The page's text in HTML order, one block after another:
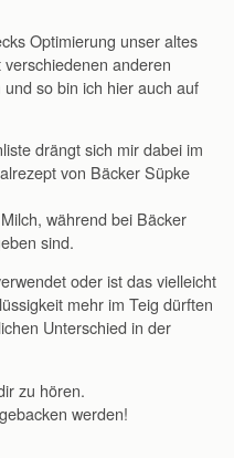
Optimierung unser altes
anderen
so bin ich hier auch auf
drängt sich mir dabei im
von Bäcker Süpke
während bei Bäcker
sind.
oder ist das vielleicht
mehr im Teig dürften
Unterschied in der
zu hören.
werden!